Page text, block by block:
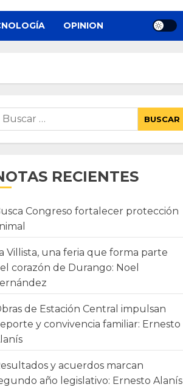
OPINION
RECIENTES
Congreso fortalecer protección
Villista, una feria que forma parte
corazón de Durango: Noel
de Estación Central impulsan
y convivencia familiar: Ernesto
y acuerdos marcan
año legislativo: Ernesto Alanís